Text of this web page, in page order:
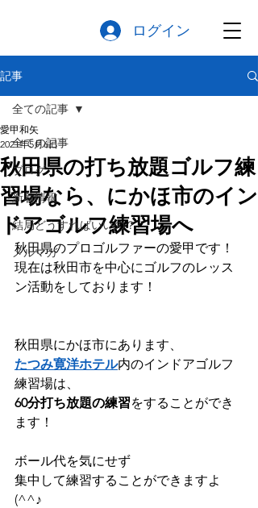
ログイン
記事
全ての記事
ブログ
新着情報
結局どうすればいいの？
メルマガ
全ての記事
秋田県の打ち放題ゴルフ練
習場なら、にかほ市のイン
ドアゴルフ練習場へ
愛甲和矢
2021年5月6日
秋田県のプロゴルファーの愛甲です！
現在は秋田市を中心にゴルフのレッス
ン活動をしております！
秋田県にかほ市にあります、
たつみ寛洋ホテル内のインドアゴルフ
練習場は、
60分打ち放題の練習をすることができ
ます！
ボール代を気にせず
集中して練習することができますよ
(^^♪